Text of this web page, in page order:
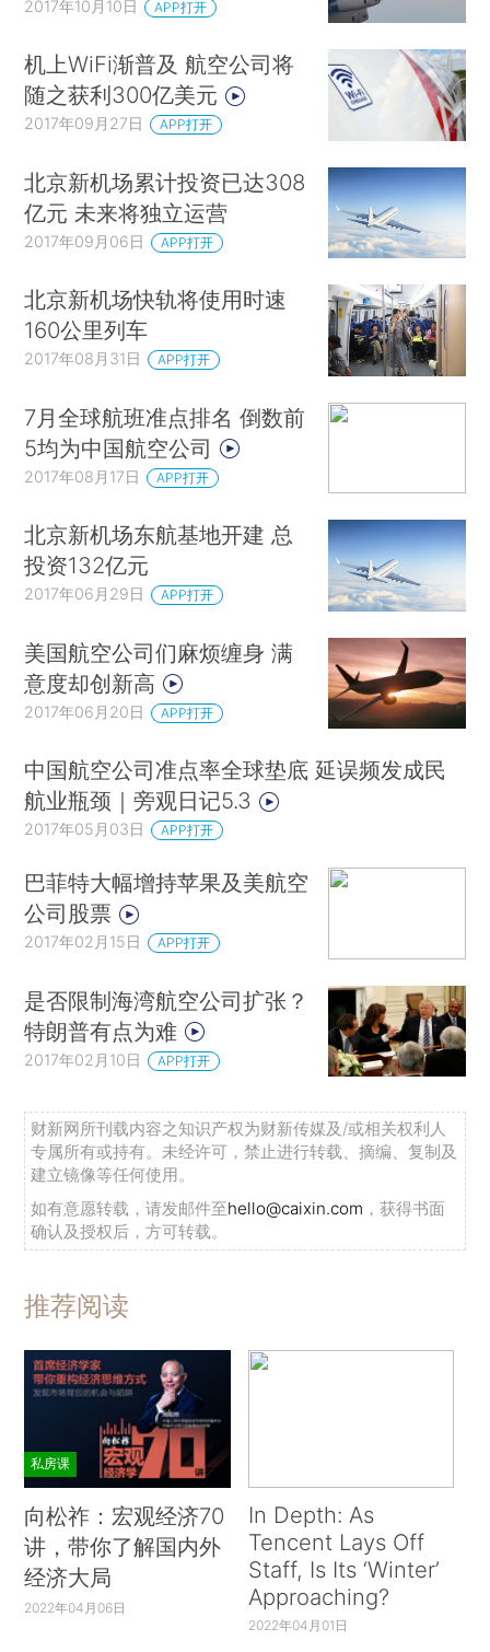
2017年10月10日 APP打开
机上WiFi渐普及 航空公司将
随之获利300亿美元
2017年09月27日 APP打开
北京新机场累计投资已达308
亿元 未来将独立运营
2017年09月06日 APP打开
北京新机场快轨将使用时速
160公里列车
2017年08月31日 APP打开
7月全球航班准点排名 倒数前
5均为中国航空公司
2017年08月17日 APP打开
北京新机场东航基地开建 总
投资132亿元
2017年06月29日 APP打开
美国航空公司们麻烦缠身 满
意度却创新高
2017年06月20日 APP打开
中国航空公司准点率全球垫底 延误频发成民
航业瓶颈｜旁观日记5.3
2017年05月03日 APP打开
巴菲特大幅增持苹果及美航空
公司股票
2017年02月15日 APP打开
是否限制海湾航空公司扩张？
特朗普有点为难
2017年02月10日 APP打开
财新网所刊载内容之知识产权为财新传媒及/或相关权利人
专属所有或持有。未经许可，禁止进行转载、摘编、复制及
建立镜像等任何使用。
如有意愿转载，请发邮件至hello@caixin.com ，获得书面
确认及授权后，方可转载。
推荐阅读
私房课
向松祚：宏观经济70
讲，带你了解国内外
经济大局
2022年04月06日
In Depth: As
Tencent Lays Off
Staff, Is Its ‘Winter’
Approaching?
2022年04月01日